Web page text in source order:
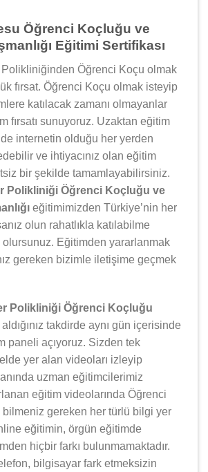
Öğrenci Koçluğu ve
Eğitimi Sertifikası
Öğrenci Koçu olmak
fırsat. Öğrenci Koçu olmak isteyip
katılacak zamanı olmayanlar
fırsatı sunuyoruz. Uzaktan eğitim
internetin olduğu her yerden
ve ihtiyacınız olan eğitim
bir şekilde tamamlayabilirsiniz.
Polikliniği Öğrenci Koçluğu ve
eğitimimizden Türkiye’nin her
olun rahatlıkla katılabilme
olursunuz. Eğitimden yararlanmak
gereken bizimle iletişime geçmek
Polikliniği Öğrenci Koçluğu
aldığınız takdirde aynı gün içerisinde
paneli açıyoruz. Sizden tek
yer alan videoları izleyip
uzman eğitimcilerimiz
eğitim videolarında Öğrenci
gereken her türlü bilgi yer
eğitimin, örgün eğitimde
hiçbir farkı bulunmamaktadır.
bilgisayar fark etmeksizin